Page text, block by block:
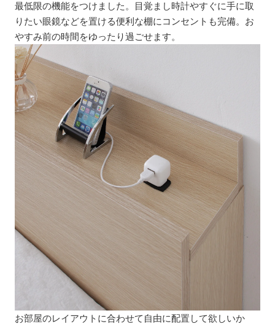
最低限の機能をつけました。目覚まし時計やすぐに手に取
りたい眼鏡などを置ける便利な棚にコンセントも完備。お
やすみ前の時間をゆったり過ごせます。
お部屋のレイアウトに合わせて自由に配置して欲しいか